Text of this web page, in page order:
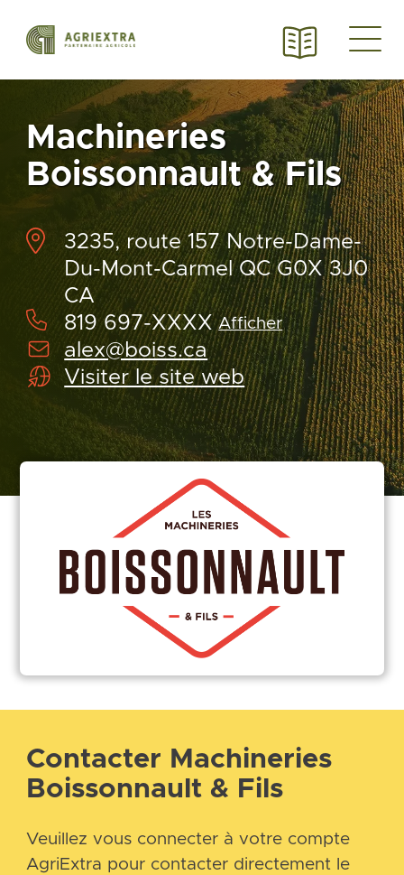
Machineries
Boissonnault & Fils
3235, route 157 Notre-Dame-
Du-Mont-Carmel QC G0X 3J0
CA
819 697-XXXX Afficher
alex@boiss.ca
Visiter le site web
Contacter Machineries
Boissonnault & Fils
Veuillez vous connecter à votre compte
AgriExtra pour contacter directement le